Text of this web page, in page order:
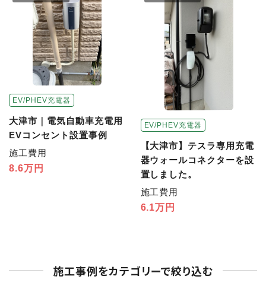
EV/PHEV充電器
大津市｜電気自動車充電用
EVコンセント設置事例
施工費用
8.6万円
EV/PHEV充電器
【大津市】テスラ専用充電
器ウォールコネクターを設
置しました。
施工費用
6.1万円
施工事例をカテゴリーで絞り込む